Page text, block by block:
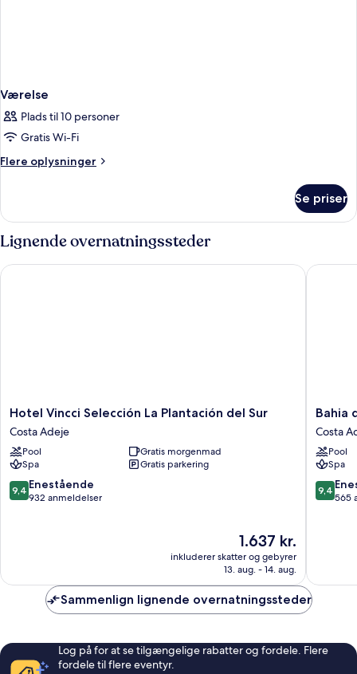
Værelse
Plads til 10 personer
Gratis Wi-Fi
Flere oplysninger
Flere
Se priser
Lignende overnatningssteder
Hotel
Vincci
Selección
La
Plantación
del
Sur
Hotel Vincci Selección La Plantación del Sur
Costa Adeje
Pool
Gratis morgenmad
Spa
Gratis parkering
9.4
ud
9,4 Enestående
932 anmeldelser
Prisen
er
1.637 kr.
1.637 kr.
inkluderer skatter og gebyrer
13. aug. - 14. aug.
Hotel Vincci Selección La Plantación del Sur
Bahia
del
Duque
Costa
Adeje
Bahia
Costa
Pool
Spa
9.4
ud
9,4
565
Bahia
Sammenlign lignende overnatningssteder
Log på for at se tilgængelige rabatter og fordele. Flere
fordele til flere eventyr.